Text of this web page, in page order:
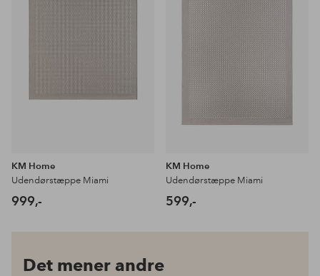
KM Home
Udendørstæppe Miami
999,-
KM Home
Udendørstæppe Miami
599,-
Det mener andre